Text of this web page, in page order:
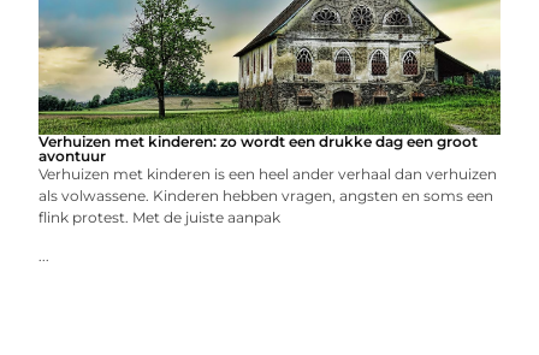
Verhuizen met kinderen: zo wordt een drukke dag een groot
avontuur
Verhuizen met kinderen is een heel ander verhaal dan verhuizen
als volwassene. Kinderen hebben vragen, angsten en soms een
flink protest. Met de juiste aanpak
...